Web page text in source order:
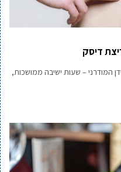
דיסק
המודרני – שעות ישיבה ממושכות,